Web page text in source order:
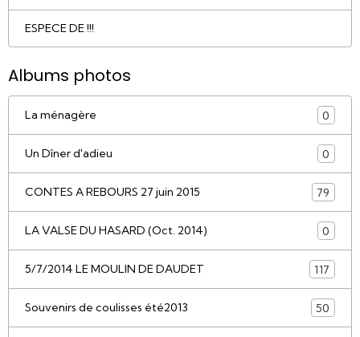
ESPECE DE !!!
Albums photos
La ménagère 0
Un Dîner d'adieu 0
CONTES A REBOURS 27 juin 2015 79
LA VALSE DU HASARD (Oct. 2014) 0
5/7/2014 LE MOULIN DE DAUDET 117
Souvenirs de coulisses été2013 50